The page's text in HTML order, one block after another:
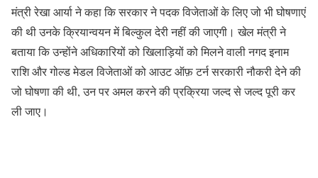
मंत्री रेखा आर्या ने कहा कि सरकार ने पदक विजेताओं के लिए जो भी घोषणाएं
की थी उनके क्रियान्वयन में बिल्कुल देरी नहीं की जाएगी। खेल मंत्री ने
बताया कि उन्होंने अधिकारियों को खिलाड़ियों को मिलने वाली नगद इनाम
राशि और गोल्ड मेडल विजेताओं को आउट ऑफ़ टर्न सरकारी नौकरी देने की
जो घोषणा की थी, उन पर अमल करने की प्रक्रिया जल्द से जल्द पूरी कर
ली जाए।